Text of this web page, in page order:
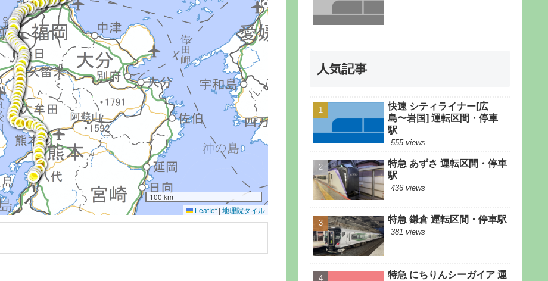
100 km
Leaflet | 地理院タイル
人気記事
快速 シティライナー[広
島〜岩国] 運転区間・停車
駅
555 views
特急 あずさ 運転区間・停車
駅
436 views
特急 鎌倉 運転区間・停車駅
381 views
特急 にちりんシーガイア 運